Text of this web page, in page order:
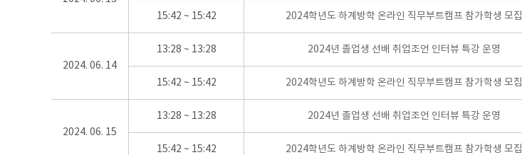
15:42 ~ 15:42 2024학년도 하계방학 온라인 직무부트캠프 참가학생 모집
2024. 06. 14
13:28 ~ 13:28 2024년 졸업생 선배 취업조언 인터뷰 특강 운영
15:42 ~ 15:42 2024학년도 하계방학 온라인 직무부트캠프 참가학생 모집
2024. 06. 15
13:28 ~ 13:28 2024년 졸업생 선배 취업조언 인터뷰 특강 운영
15:42 ~ 15:42 2024학년도 하계방학 온라인 직무부트캠프 참가학생 모집